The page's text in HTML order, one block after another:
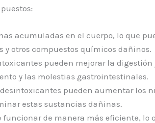
acumuladas en el cuerpo, lo que
y otros compuestos químicos dañinos.
pueden mejorar la digestión
y las molestias gastrointestinales.
pueden aumentar los
estas sustancias dañinas.
de manera más eficiente, lo